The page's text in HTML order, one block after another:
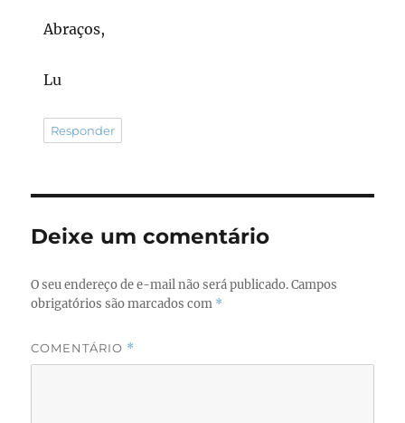
Abraços,
Lu
Responder
Deixe um comentário
O seu endereço de e-mail não será publicado. Campos
obrigatórios são marcados com *
COMENTÁRIO *